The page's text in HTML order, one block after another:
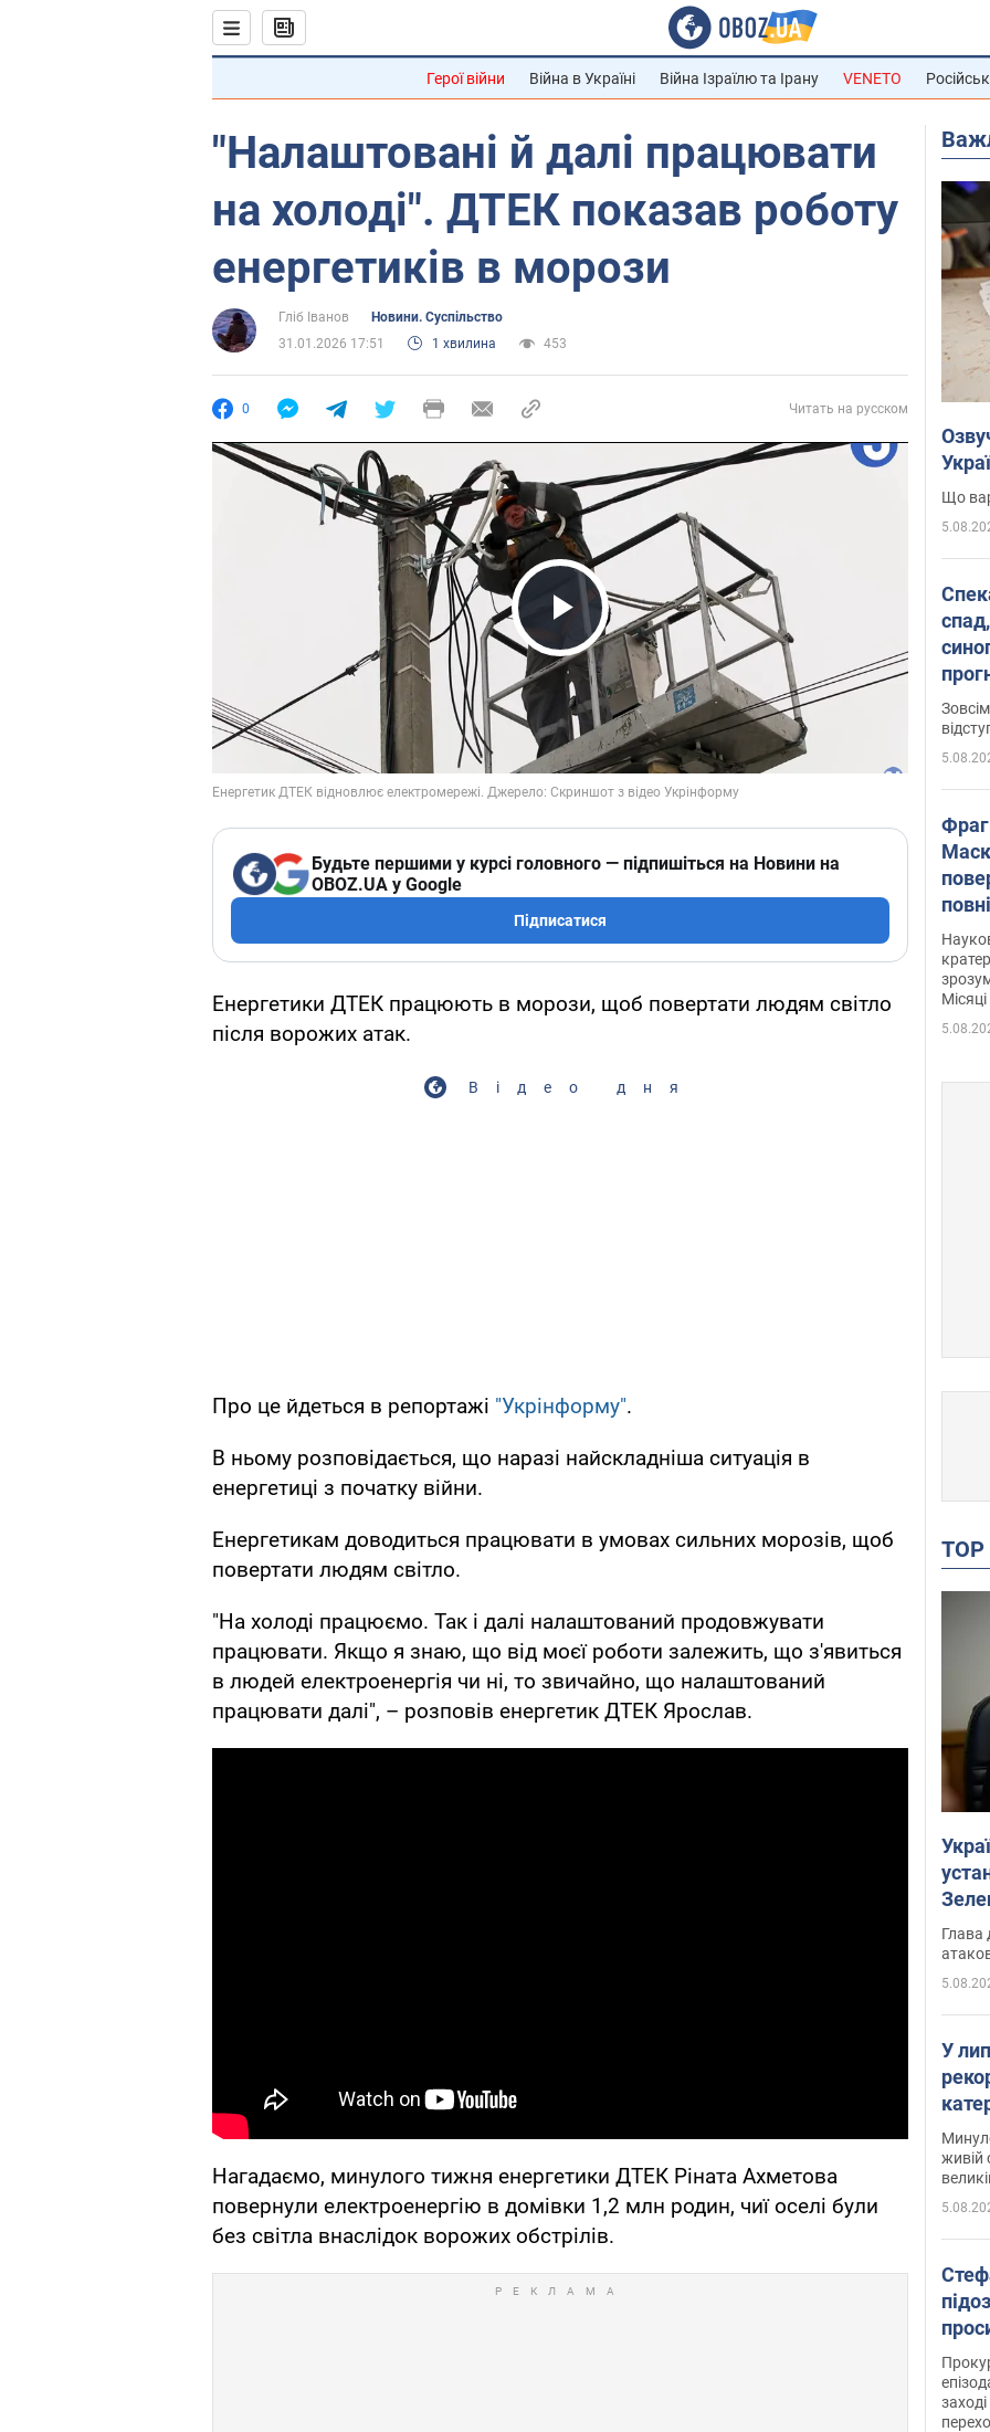
Герої війни Війна в Україні Війна Ізраїлю та Ірану VENETO
"Налаштовані й далі працювати
на холоді". ДТЕК показав роботу
енергетиків в морози
Гліб Іванов
Новини. Суспільство
31.01.2026 17:51
1 хвилина 453
0 Читать на русском
Play Video
Будьте першими у курсі головного — підпишіться на Новини на
OBOZ.UA у Google
Підписатися
Енергетики ДТЕК працюють в морози, щоб повертати людям світло
після ворожих атак.
Відео дня
Про це йдеться в репортажі "Укрінформу".
В ньому розповідається, що наразі найскладніша ситуація в
енергетиці з початку війни.
Енергетикам доводиться працювати в умовах сильних морозів, щоб
повертати людям світло.
"На холоді працюємо. Так і далі налаштований продовжувати
працювати. Якщо я знаю, що від моєї роботи залежить, що з'явиться
в людей електроенергія чи ні, то звичайно, що налаштований
працювати далі", – розповів енергетик ДТЕК Ярослав.
Нагадаємо, минулого тижня енергетики ДТЕК Ріната Ахметова
повернули електроенергію в домівки 1,2 млн родин, чиї оселі були
без світла внаслідок ворожих обстрілів.
Що
усе
Місяці
Глава
У
живій